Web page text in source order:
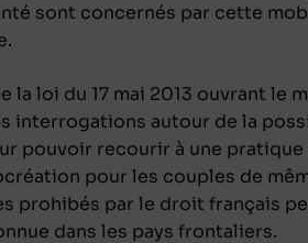
sont concernés par cette
la loi du 17 mai 2013 ouvrant le
interrogations autour de la
pouvoir recourir à une pratique
pour les couples de
prohibés par le droit français
dans les pays frontaliers.